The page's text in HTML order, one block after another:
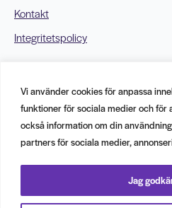
Vi använder cookies för anpassa
funktioner för sociala medier och för
också information om din
partners för sociala medier,
Jag
Kontakt
Integritetspolicy
info@firstvision.se
010 – 585 4008
556963-4099
211 49 Malmö